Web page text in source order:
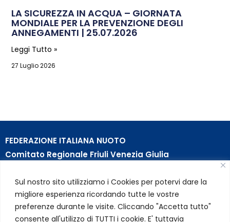
Sul nostro sito utilizziamo i Cookies per potervi dare la
migliore esperienza ricordando tutte le vostre
preferenze durante le visite. Cliccando "Accetta tutto"
consente all'utilizzo di TUTTI i cookie. E' tuttavia
LA SICUREZZA IN ACQUA – GIORNATA
MONDIALE PER LA PREVENZIONE DEGLI
ANNEGAMENTI | 25.07.2026
Leggi Tutto »
27 Luglio 2026
FEDERAZIONE ITALIANA NUOTO
Comitato Regionale Friuli Venezia Giulia
Trieste (TS)
Partita Iva 01384031009
Codice Fiscale 05284670584